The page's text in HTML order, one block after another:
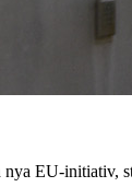
EU-initiativ,